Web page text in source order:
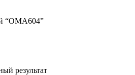
“OMA604”
результат